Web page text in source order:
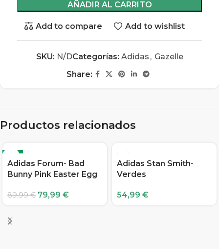
AÑADIR AL CARRITO
Add to compare Add to wishlist
SKU: N/DCategorías: Adidas , Gazelle
Share:
Productos relacionados
-11%
Adidas Forum- Bad
Bunny Pink Easter Egg
89,99€ 79,99 €
Adidas Stan Smith-
Verdes
54,99 €